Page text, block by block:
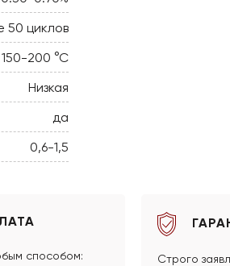
50 циклов
150-200 °C
Низкая
да
0,6-1,5
способом:
Строго